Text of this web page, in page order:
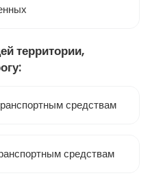
территории,
средствам
средствам